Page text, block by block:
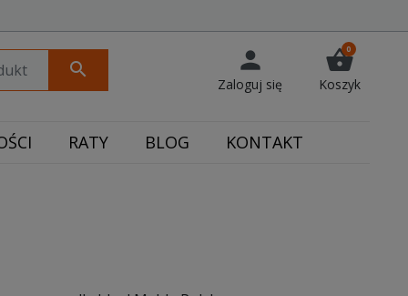
search person
Zaloguj się
shopping_basket
0
Koszyk
RATY BLOG KONTAKT